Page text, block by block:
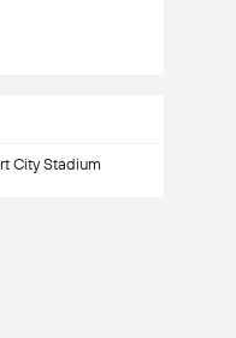
City Stadium